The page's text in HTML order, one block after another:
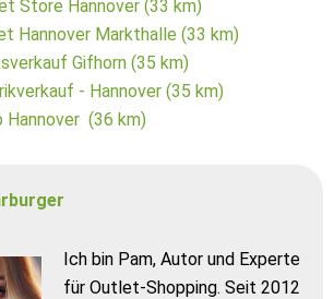
Store Hannover (33 km)
Hannover Markthalle (33 km)
Gifhorn (35 km)
- Hannover (35 km)
Hannover (36 km)
Ich bin Pam, Autor und Experte
für Outlet-Shopping. Seit 2012